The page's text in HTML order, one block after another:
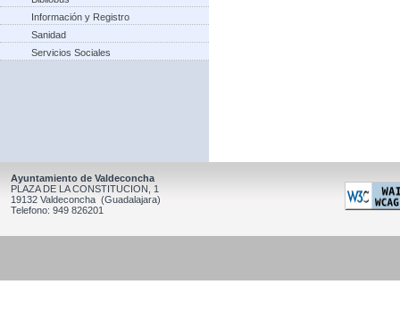
Información y Registro
Sanidad
Servicios Sociales
Ayuntamiento de Valdeconcha
PLAZA DE LA CONSTITUCION, 1
19132 Valdeconcha (Guadalajara)
Telefono: 949 826201